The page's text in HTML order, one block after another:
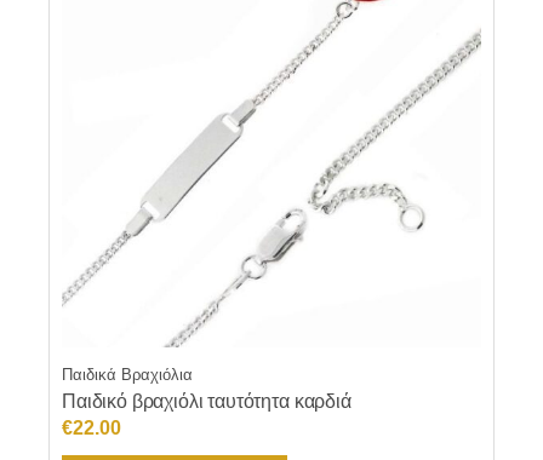
Παιδικά Βραχιόλια
Παιδικό βραχιόλι ταυτότητα καρδιά
€22.00